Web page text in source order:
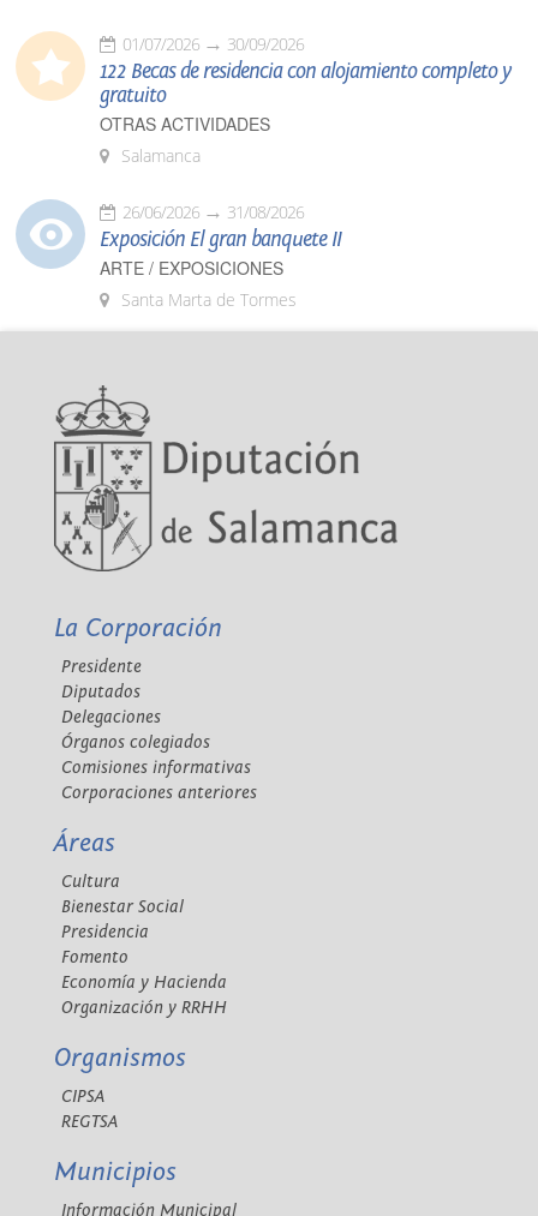
01/07/2026 30/09/2026
122 Becas de residencia con alojamiento completo y
gratuito
OTRAS ACTIVIDADES
Salamanca
26/06/2026 31/08/2026
Exposición El gran banquete II
ARTE / EXPOSICIONES
Santa Marta de Tormes
La Corporación
Presidente
Diputados
Delegaciones
Órganos colegiados
Comisiones informativas
Corporaciones anteriores
Áreas
Cultura
Bienestar Social
Presidencia
Fomento
Economía y Hacienda
Organización y RRHH
Organismos
CIPSA
REGTSA
Municipios
Información Municipal